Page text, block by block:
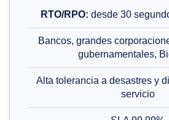
RTO/RPO: desde 30
Bancos, grandes
gubernamentales,
Alta tolerancia a desastres y
servicio